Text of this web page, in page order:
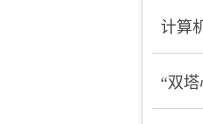
计算
“双